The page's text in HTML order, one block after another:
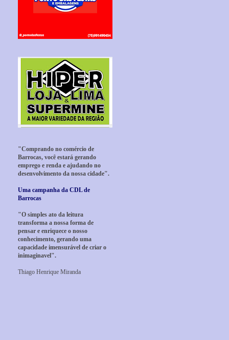
"Comprando no comércio de
Barrocas, você estará gerando
emprego e renda e ajudando no
desenvolvimento da nossa cidade".
Uma campanha da CDL de
Barrocas
"O simples ato da leitura
transforma a nossa forma de
pensar e enriquece o nosso
conhecimento, gerando uma
capacidade imensurável de criar o
inimaginavel".
Thiago Henrique Miranda